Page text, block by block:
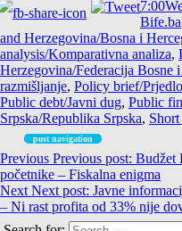
7:00
Bife.ba
and Herzegovina/Bosna i
analysis/Komparativna analiza,
Herzegovina/Federacija Bosne
razmišljanje, Policy brief/
Public debt/Javni dug, Public
Srpska/Republika Srpska,
post navigation
Previous Previous post: Budžet
početnike – Fiskalna enigma
Next Next post: Javne
– Ni rast profita od 33% nije